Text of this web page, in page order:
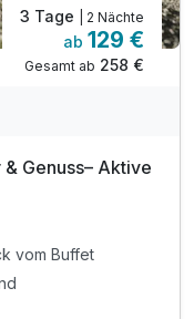
3 Tage | 2 Nächte
ab 129 €
Gesamt ab 258 €
Genuss– Aktive
vom Buffet